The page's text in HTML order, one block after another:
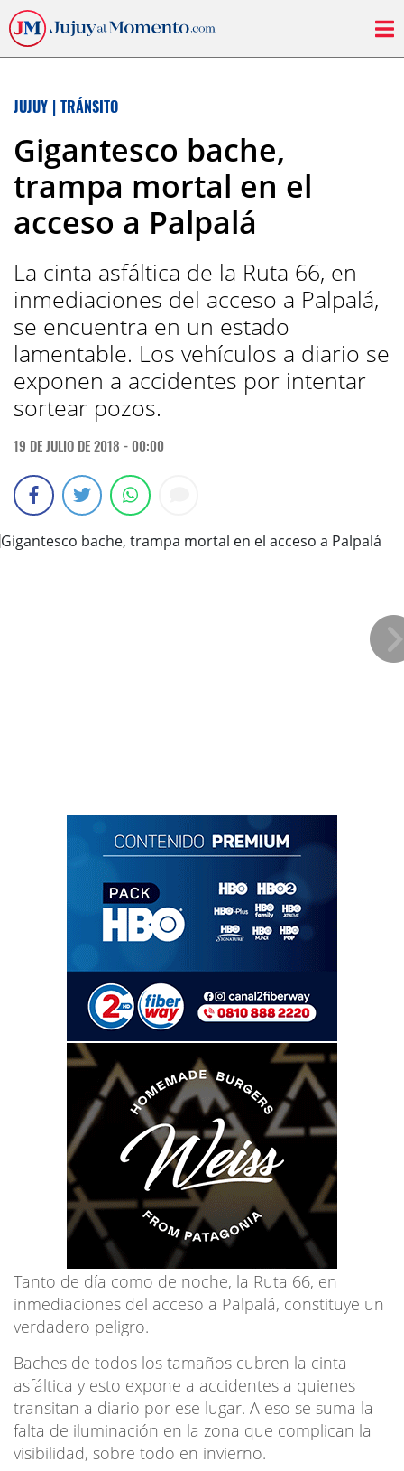
JUJUY | TRÁNSITO
Gigantesco bache,
trampa mortal en el
acceso a Palpalá
La cinta asfáltica de la Ruta 66, en
inmediaciones del acceso a Palpalá,
se encuentra en un estado
lamentable. Los vehículos a diario se
exponen a accidentes por intentar
sortear pozos.
19 DE JULIO DE 2018 - 00:00
Tanto de día como de noche, la Ruta 66, en
inmediaciones del acceso a Palpalá, constituye un
verdadero peligro.
Baches de todos los tamaños cubren la cinta
asfáltica y esto expone a accidentes a quienes
transitan a diario por ese lugar. A eso se suma la
falta de iluminación en la zona que complican la
visibilidad, sobre todo en invierno.